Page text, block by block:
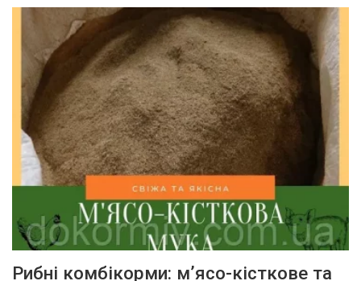
Рибні комбікорми: м’ясо-кісткове та